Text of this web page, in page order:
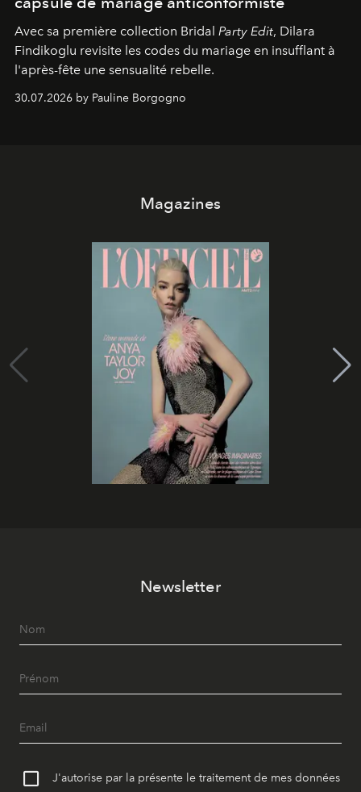
Avec sa première collection Bridal Party Edit, Dilara
Findikoglu revisite les codes du mariage en insufflant à
l'après-fête une sensualité rebelle.
30.07.2026 by Pauline Borgogno
Magazines
Newsletter
J'autorise par la présente le traitement de mes données